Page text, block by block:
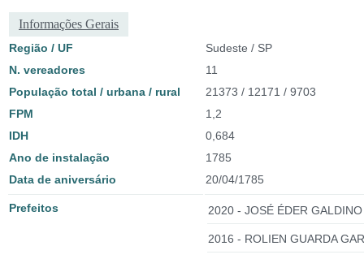
Informações Gerais
Região / UF
Sudeste / SP
N. vereadores
11
População total / urbana / rural
21373 / 12171 / 9703
FPM
1,2
IDH
0,684
Ano de instalação
1785
Data de aniversário
20/04/1785
Prefeitos 2020 - JOSÉ ÉDER
2016 - ROLIEN GUARDA